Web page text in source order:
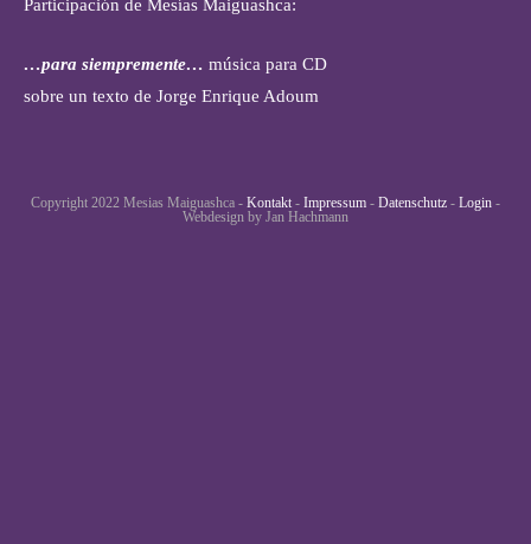
Participación de Mesías Maiguashca:
…para siempremente… música para CD
sobre un texto de Jorge Enrique Adoum
Copyright 2022 Mesias Maiguashca - Kontakt - Impressum - Datenschutz - Login -
Webdesign by Jan Hachmann